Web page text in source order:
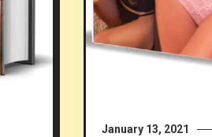
January 13, 2021